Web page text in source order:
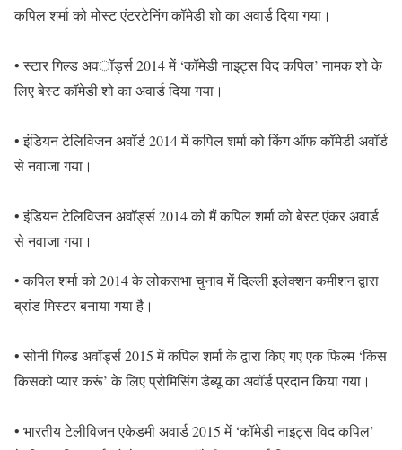
कपिल शर्मा को मोस्ट एंटरटेनिंग कॉमेडी शो का अवार्ड दिया गया।
• स्टार गिल्ड अवॉर्ड्स 2014 में ‘कॉमेडी नाइट्स विद कपिल’ नामक शो के
लिए बेस्ट कॉमेडी शो का अवार्ड दिया गया।
• इंडियन टेलिविजन अवॉर्ड 2014 में कपिल शर्मा को किंग ऑफ कॉमेडी अवॉर्ड
से नवाजा गया।
• इंडियन टेलिविजन अवॉर्ड्स 2014 को मैं कपिल शर्मा को बेस्ट एंकर अवार्ड
से नवाजा गया।
• कपिल शर्मा को 2014 के लोकसभा चुनाव में दिल्ली इलेक्शन कमीशन द्वारा
ब्रांड मिस्टर बनाया गया है।
• सोनी गिल्ड अवॉर्ड्स 2015 में कपिल शर्मा के द्वारा किए गए एक फिल्म ‘किस
किसको प्यार करूं’ के लिए प्रोमिसिंग डेब्यू का अवॉर्ड प्रदान किया गया।
• भारतीय टेलीविजन एकेडमी अवार्ड 2015 में ‘कॉमेडी नाइट्स विद कपिल’